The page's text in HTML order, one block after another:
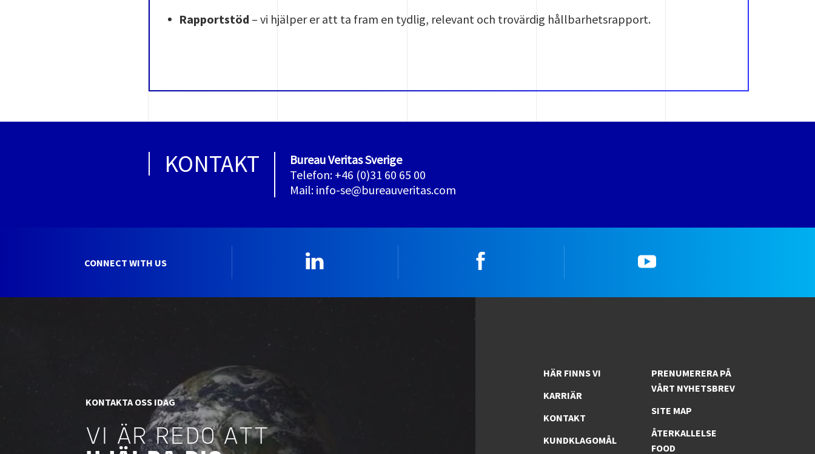
Rapportstöd – vi hjälper er att ta fram en tydlig, relevant och trovärdig hållbarhetsrapport.
KONTAKT
Bureau Veritas Sverige
Telefon: +46 (0)31 60 65 00
Mail: info-se@bureauveritas.com
CONNECT WITH US
KONTAKTA OSS IDAG
VI ÄR REDO ATT
HÄR FINNS VI
KARRIÄR
KONTAKT
KUNDKLAGOMÅL
PRENUMERERA PÅ
VÅRT NYHETSBREV
SITE MAP
ÅTERKALLELSE
FOOD